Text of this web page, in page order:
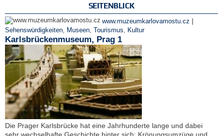
SEITENBLICK
www.muzeumkarlovamostu.cz |
Sehenswürdigkeiten, Museen, Tourismus, Kultur
Karlsbrückenmuseum, Prag 1
Die Prager Karlsbrücke hat eine Jahrhunderte lange und dabei